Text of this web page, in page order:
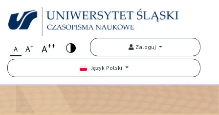
A A+ A++ Zaloguj
Język Polski